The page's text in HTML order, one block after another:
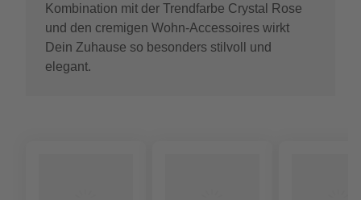
Kombination mit der Trendfarbe Crystal Rose
und den cremigen Wohn-Accessoires wirkt
Dein Zuhause so besonders stilvoll und
elegant.